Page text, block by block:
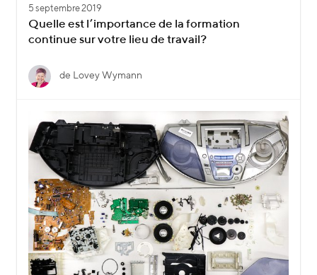
5 septembre 2019
Quelle est l’importance de la formation
continue sur votre lieu de travail?
de Lovey Wymann